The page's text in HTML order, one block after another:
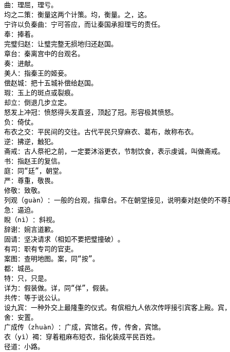
曲：理屈，理亏。
均之二策：衡量这两个计策。均，衡量。之，这。
宁许以负秦曲：宁可答应，而让秦国承担理亏的责任。
奉：捧着。
完璧归赵：让璧完整无损地归还赵国。
章台：秦离宫中的台观名。
奏：进献。
美人：指秦王的姬妾。
偿赵城：把十五城补偿给赵国。
瑕：玉上的斑点或裂痕。
却立：倒退几步立定。
怒发上冲冠：愤怒得头发直竖，顶起了冠。形容极其愤怒。
负：倚仗。
布衣之交：平民间的交往。古代平民只穿麻衣、葛布，故称布衣。
逆：拂逆，触犯。
斋戒：古人祭祀之前，一定要沐浴更衣，节制饮食，表示虔诚，叫做斋戒。
书：指赵王的复信。
庭：同“廷”，朝堂。
严：尊重，敬畏。
修敬：致敬。
列观（guàn）：一般的台观，指章台。不在朝堂接见，说明秦对赵使的不尊
急：逼迫。
睨（nì）：斜视。
辞谢：婉言道歉。
固请：坚决请求（相如不要把璧撞破）。
有司：职有专司的官吏。
案图：查明地图。案，同“按”。
都：城邑。
特：只，只是。
详为：假装做。详，同“佯”，假装。
共传：等于说公认。
设九宾：一种外交上最隆重的仪式。有傧相九人依次传呼接引宾客上殿。宾
舍：安置。
广成传（zhuàn）：广成，宾馆名。传，传舍，宾馆。
衣（yì）褐：穿着粗麻布短衣，指化装成平民百姓。
径道：小路。